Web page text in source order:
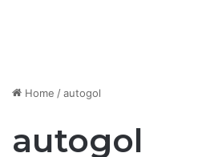
Home /autogol
autogol